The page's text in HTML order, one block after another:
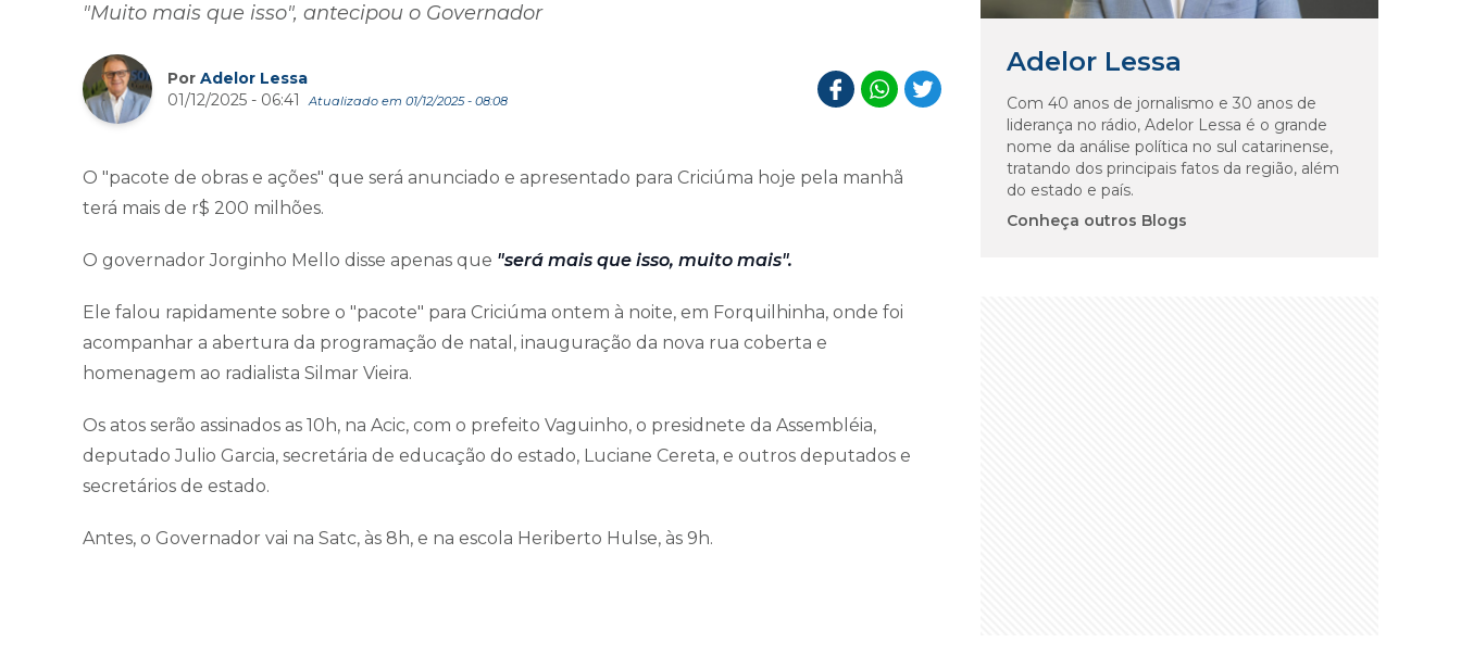
"Muito mais que isso", antecipou o Governador
Por Adelor Lessa
01/12/2025 - 06:41
Atualizado em 01/12/2025 - 08:08
O "pacote de obras e ações" que será anunciado e apresentado para Criciúma hoje pela manhã
terá mais de r$ 200 milhões.
O governador Jorginho Mello disse apenas que "será mais que isso, muito mais".
Ele falou rapidamente sobre o "pacote" para Criciúma ontem à noite, em Forquilhinha, onde foi
acompanhar a abertura da programação de natal, inauguração da nova rua coberta e
homenagem ao radialista Silmar Vieira.
Os atos serão assinados as 10h, na Acic, com o prefeito Vaguinho, o presidnete da Assembléia,
deputado Julio Garcia, secretária de educação do estado, Luciane Cereta, e outros deputados e
secretários de estado.
Antes, o Governador vai na Satc, às 8h, e na escola Heriberto Hulse, às 9h.
Adelor Lessa
Com 40 anos de jornalismo e 30 anos de
liderança no rádio, Adelor Lessa é o grande
nome da análise política no sul catarinense,
tratando dos principais fatos da região, além
do estado e país.
Conheça outros Blogs